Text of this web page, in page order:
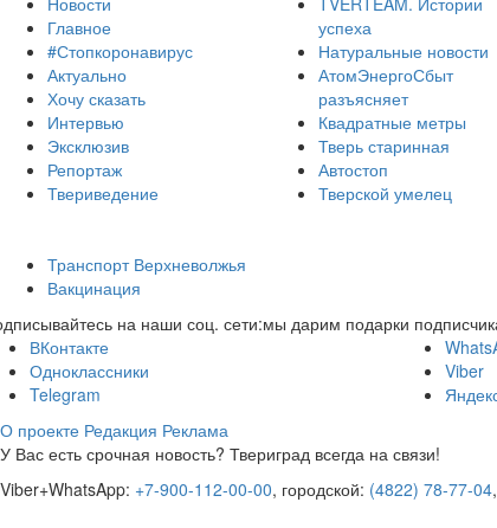
Главное
#Стопкоронавирус
Актуально
Хочу сказать
Интервью
Эксклюзив
Репортаж
Твериведение
успеха
Натуральные новости
АтомЭнергоСбыт
разъясняет
Квадратные метры
Тверь старинная
Автостоп
Тверской умелец
Транспорт Верхневолжья
Вакцинация
на наши соц. сети:мы дарим подарки
ВКонтакте
Одноклассники
Telegram
Viber
О проекте Редакция Реклама
У Вас есть срочная новость? Твериград всегда на связи!
Viber+WhatsApp: +7-900-112-00-00, городской: (4822) 78-77-04